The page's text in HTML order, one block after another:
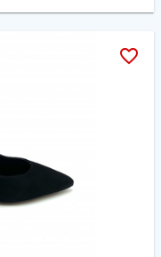
favorite_border